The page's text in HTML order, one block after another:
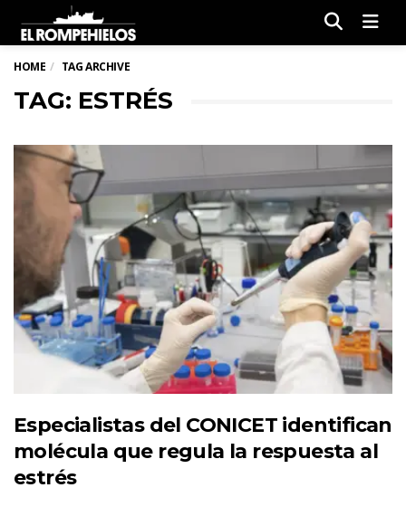
HOME TAG ARCHIVE
TAG: ESTRÉS
Especialistas del CONICET identifican
molécula que regula la respuesta al
estrés